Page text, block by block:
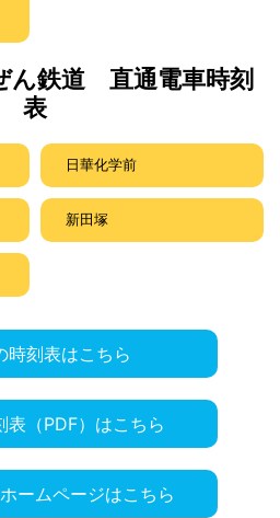
ん鉄道 直通電車時刻
表
日華化学前
新田塚
時刻表はこちら
表（PDF）はこちら
ームページはこちら